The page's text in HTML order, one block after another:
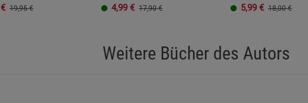
€ 19,95 € 4,99 € 17,90 € 5,99 € 18,00 €
Weitere Bücher des Autors